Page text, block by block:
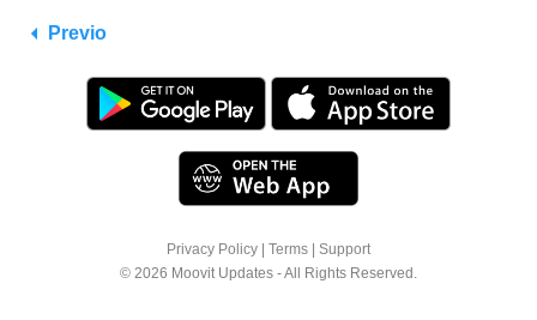
Previo
Privacy Policy Terms
Support
© 2026 Moovit Updates - All Rights Reserved.